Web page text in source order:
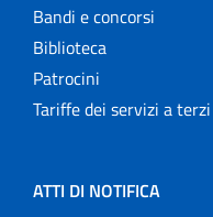
Bandi e concorsi
Biblioteca
Patrocini
Tariffe dei servizi a terzi
ATTI DI NOTIFICA